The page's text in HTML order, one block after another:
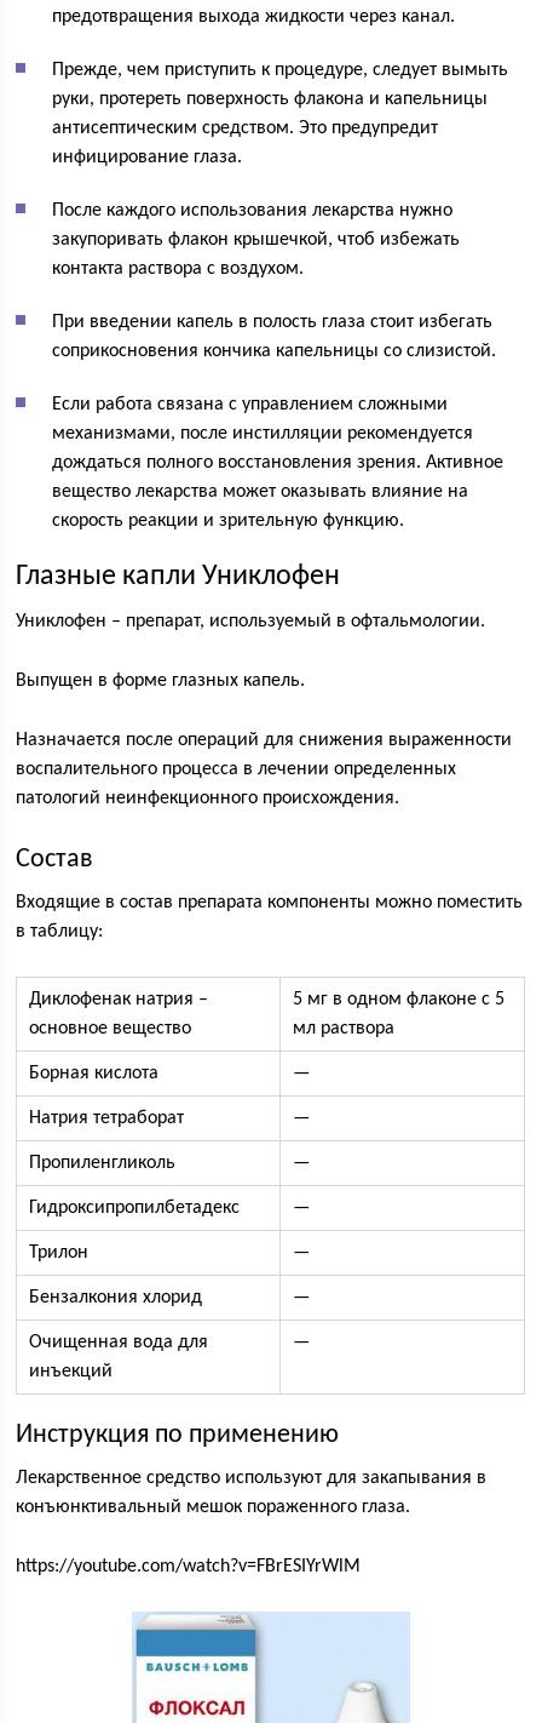
предотвращения выхода жидкости через канал.
Прежде, чем приступить к процедуре, следует вымыть
руки, протереть поверхность флакона и капельницы
антисептическим средством. Это предупредит
инфицирование глаза.
После каждого использования лекарства нужно
закупоривать флакон крышечкой, чтоб избежать
контакта раствора с воздухом.
При введении капель в полость глаза стоит избегать
соприкосновения кончика капельницы со слизистой.
Если работа связана с управлением сложными
механизмами, после инстилляции рекомендуется
дождаться полного восстановления зрения. Активное
вещество лекарства может оказывать влияние на
скорость реакции и зрительную функцию.
Глазные капли Униклофен
Униклофен – препарат, используемый в офтальмологии.
Выпущен в форме глазных капель.
Назначается после операций для снижения выраженности
воспалительного процесса в лечении определенных
патологий неинфекционного происхождения.
Состав
Входящие в состав препарата компоненты можно поместить
в таблицу:
Диклофенак натрия –
основное вещество
5 мг в одном флаконе с 5
мл раствора
Борная кислота —
Натрия тетраборат —
Пропиленгликоль —
Гидроксипропилбетадекс —
Трилон —
Бензалкония хлорид —
Очищенная вода для
инъекций
—
Инструкция по применению
Лекарственное средство используют для закапывания в
конъюнктивальный мешок пораженного глаза.
https://youtube.com/watch?v=FBrESIYrWlM